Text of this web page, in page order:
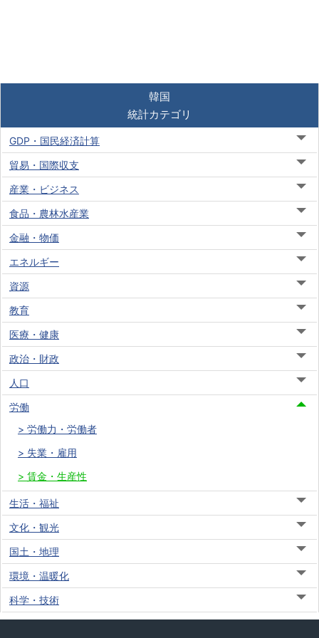
韓国
統計カテゴリ
GDP・国民経済計算
貿易・国際収支
産業・ビジネス
食品・農林水産業
金融・物価
エネルギー
資源
教育
医療・健康
政治・財政
人口
労働
労働力・労働者
失業・雇用
賃金・生産性
生活・福祉
文化・観光
国土・地理
環境・温暖化
科学・技術